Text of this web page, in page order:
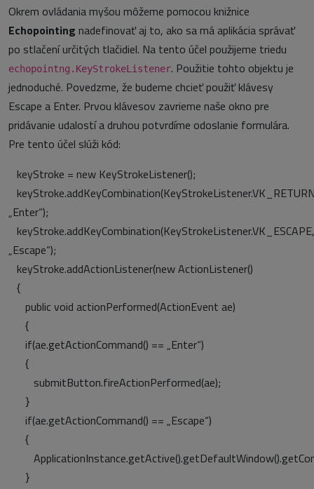
Okrem ovládania myšou môžeme pomocou knižnice
Echopointing nadefinovať aj to, ako sa má aplikácia správať
po stlačení určitých tlačidiel. Na tento účel použijeme triedu
echopointng.KeyStrokeListener. Použitie tohto objektu je
jednoduché. Povedzme, že budeme chcieť použiť klávesy
Escape a Enter. Prvou klávesov zavrieme naše okno pre
pridávanie udalostí a druhou potvrdíme odoslanie formulára.
Pre tento účel slúži kód:
keyStroke = new KeyStrokeListener();
„Enter“);
keyStroke.addKeyCombination(KeyStrokeListener.VK_ESCAPE,
„Escape“);
keyStroke.addActionListener(new ActionListener()
{
public void actionPerformed(ActionEvent ae)
{
if(ae.getActionCommand() == „Enter“)
{
submitButton.fireActionPerformed(ae);
}
if(ae.getActionCommand() == „Escape“)
{
}